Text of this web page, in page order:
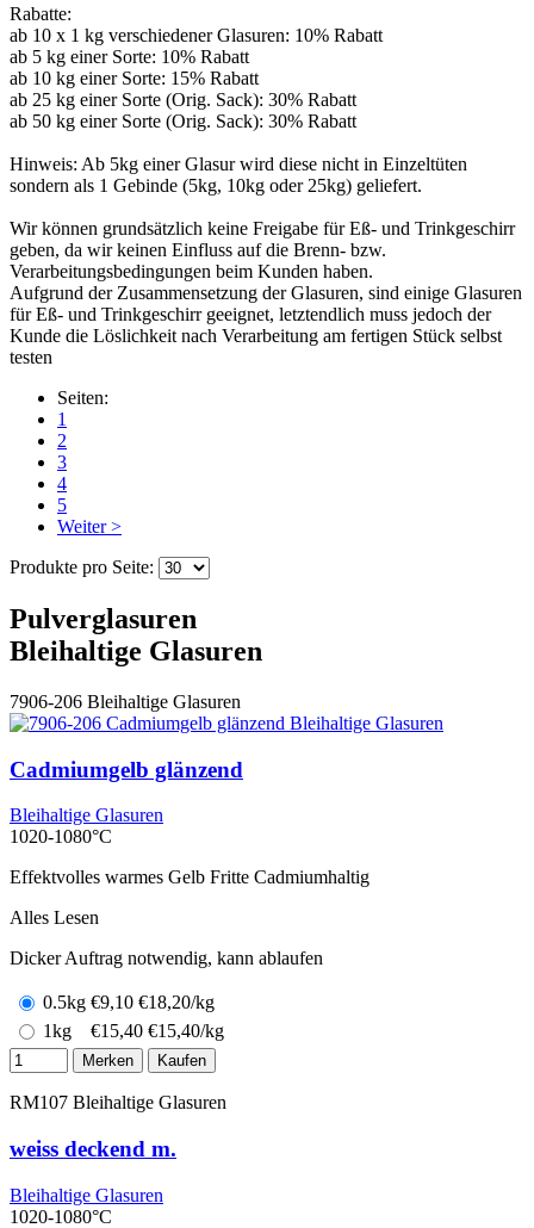
Rabatte:
ab 10 x 1 kg verschiedener Glasuren: 10% Rabatt
ab 5 kg einer Sorte: 10% Rabatt
ab 10 kg einer Sorte: 15% Rabatt
ab 25 kg einer Sorte (Orig. Sack): 30% Rabatt
ab 50 kg einer Sorte (Orig. Sack): 30% Rabatt
Hinweis: Ab 5kg einer Glasur wird diese nicht in Einzeltüten
sondern als 1 Gebinde (5kg, 10kg oder 25kg) geliefert.
Wir können grundsätzlich keine Freigabe für Eß- und Trinkgeschirr
geben, da wir keinen Einfluss auf die Brenn- bzw.
Verarbeitungsbedingungen beim Kunden haben.
Aufgrund der Zusammensetzung der Glasuren, sind einige Glasuren
für Eß- und Trinkgeschirr geeignet, letztendlich muss jedoch der
Kunde die Löslichkeit nach Verarbeitung am fertigen Stück selbst
testen
Seiten:
1
2
3
4
5
Weiter >
Produkte pro Seite:
Pulverglasuren
Bleihaltige Glasuren
7906-206 Bleihaltige Glasuren
Cadmiumgelb glänzend
Bleihaltige Glasuren
1020-1080°C
Effektvolles warmes Gelb Fritte Cadmiumhaltig
Alles Lesen
Dicker Auftrag notwendig, kann ablaufen
0.5kg €9,10 €18,20/kg
1kg
€15,40 €15,40/kg
Merken Kaufen
RM107 Bleihaltige Glasuren
weiss deckend m.
Bleihaltige Glasuren
1020-1080°C